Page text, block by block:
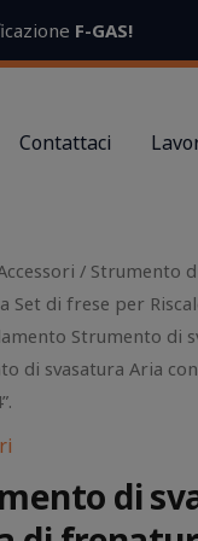
F-GAS!
Contattaci
/ Strumento
Set di frese per
Strumento di
di svasatura Aria
di